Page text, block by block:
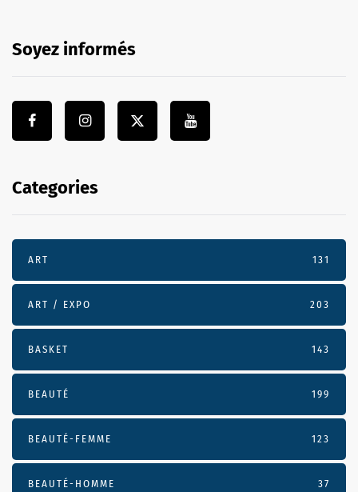
Soyez informés
Categories
ART 131
ART / EXPO 203
BASKET 143
BEAUTÉ 199
BEAUTÉ-FEMME 123
BEAUTÉ-HOMME 37